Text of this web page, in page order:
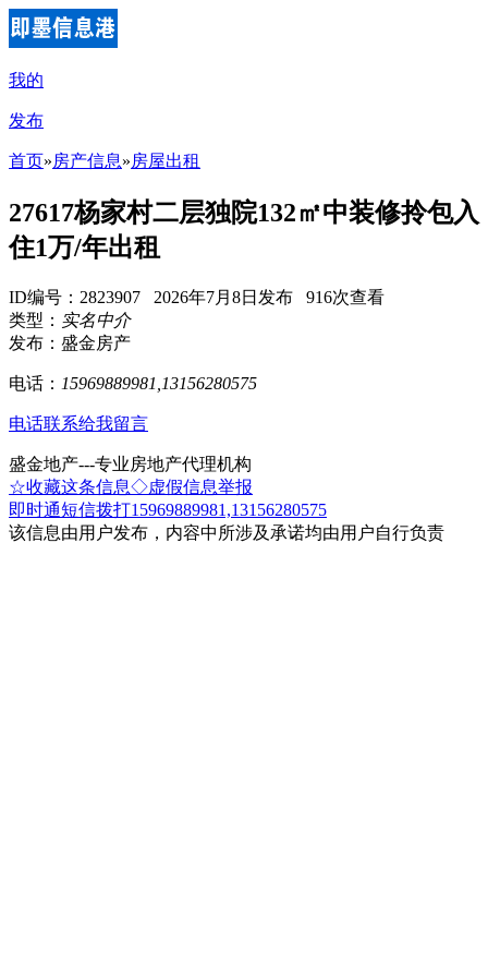
我的
发布
首页»房产信息»房屋出租
27617杨家村二层独院132㎡中装修拎包入
住1万/年出租
ID编号：2823907 2026年7月8日发布 916次查看
类型： 实名中介
发布：盛金房产
电话： 15969889981,13156280575
电话联系给我留言
盛金地产---专业房地产代理机构
☆收藏这条信息◇虚假信息举报
即时通短信拨打15969889981,13156280575
该信息由用户发布，内容中所涉及承诺均由用户自行负责